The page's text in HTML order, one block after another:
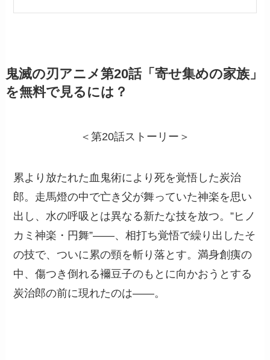
鬼滅の刃アニメ第20話「寄せ集めの家族」
を無料で見るには？
＜第20話ストーリー＞
累より放たれた血鬼術により死を覚悟した炭治
郎。走馬燈の中で亡き父が舞っていた神楽を思い
出し、水の呼吸とは異なる新たな技を放つ。”ヒノ
カミ神楽・円舞”――、相打ち覚悟で繰り出したそ
の技で、ついに累の頸を斬り落とす。満身創痍の
中、傷つき倒れる襧豆子のもとに向かおうとする
炭治郎の前に現れたのは――。